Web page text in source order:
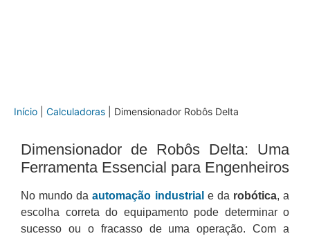
Início Calculadoras Dimensionador Robôs Delta
Dimensionador de Robôs Delta: Uma
Ferramenta Essencial para Engenheiros
No mundo daautomação industrial e da robótica, a
escolha correta do equipamento pode determinar o
sucesso ou o fracasso de uma operação. Com a